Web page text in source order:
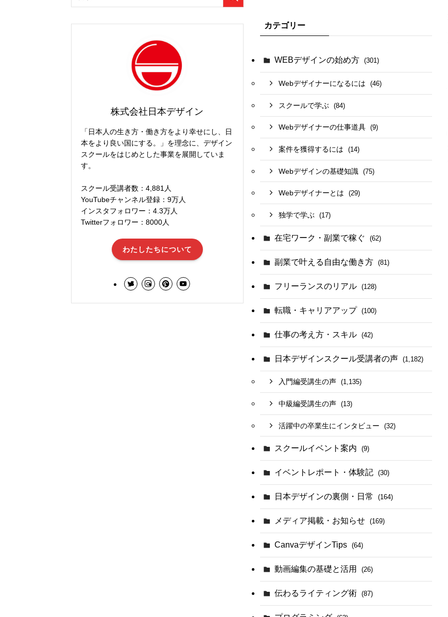
株式会社日本デザイン
「日本人の生き方・働き方をより幸せにし、日
本をより良い国にする。」を理念に、デザイン
スクールをはじめとした事業を展開していま
す。
スクール受講者数：4,881人
YouTubeチャンネル登録：9万人
インスタフォロワー：4.3万人
Twitterフォロワー：8000人
わたしたちについて
カテゴリー
WEBデザインの始め方 (301)
Webデザイナーになるには (46)
スクールで学ぶ (84)
Webデザイナーの仕事道具 (9)
案件を獲得するには (14)
Webデザインの基礎知識 (75)
Webデザイナーとは (29)
独学で学ぶ (17)
在宅ワーク・副業で稼ぐ (62)
副業で叶える自由な働き方 (81)
フリーランスのリアル (128)
転職・キャリアアップ (100)
仕事の考え方・スキル (42)
日本デザインスクール受講者の声 (1,182)
入門編受講生の声 (1,135)
中級編受講生の声 (13)
活躍中の卒業生にインタビュー (32)
スクールイベント案内 (9)
イベントレポート・体験記 (30)
日本デザインの裏側・日常 (164)
メディア掲載・お知らせ (169)
CanvaデザインTips (64)
動画編集の基礎と活用 (26)
伝わるライティング術 (87)